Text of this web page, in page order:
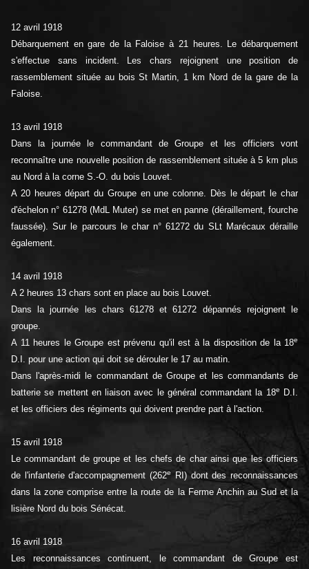
12 avril 1918
Débarquement en gare de la Faloise à 21 heures. Le débarquement
s'effectue sans incident. Les chars rejoignent une position de
rassemblement située au bois St Martin, 1 km Nord de la gare de la
Faloise.
13 avril 1918
Dans la journée le commandant de Groupe et les officiers vont
reconnaître une nouvelle position de rassemblement située à 5 km plus
au Nord à la corne S.-O. du bois Louvet.
A 20 heures départ du Groupe en une colonne. Dès le départ le char
d'échelon n° 61278 (MdL Muter) se met en panne (déraillement, fourche
faussée). Sur le parcours le char n° 61272 du SLt Marécaux déraille
également.
14 avril 1918
A 2 heures 13 chars sont en place au bois Louvet.
Dans la journée les chars 61278 et 61272 dépannés rejoignent le
groupe.
A 11 heures le Groupe est prévenu qu'il est à la disposition de la 18e
D.I. pour une action qui doit se dérouler le 17 au matin.
Dans l'après-midi le commandant de Groupe et les commandants de
batterie se mettent en liaison avec le général commandant la 18e
D.I.
et les officiers des régiments qui doivent prendre part à l'action.
15 avril 1918
Le commandant de groupe et les chefs de char ainsi que les officiers
de l'infanterie d'accompagnement (262e
RI) dont des reconnaissances
dans la zone comprise entre la route de la Ferme Anchin au Sud et la
lisière Nord du bois Sénécat.
16 avril 1918
Les reconnaissances continuent, le commandant de Groupe est